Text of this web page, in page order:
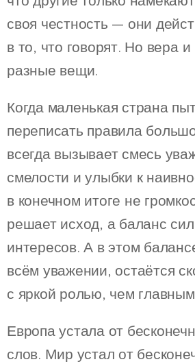
своя честность — они
в то, что говорят. Но вера
разные вещи.
Когда маленькая страна
переписать правила
всегда вызывает смесь
смелости и улыбки к
в конечном итоге не
решает исход, а баланс
интересов. А в этом
всём уважении, остаётся
с яркой ролью, чем
Европа устала от
слов. Мир устал от